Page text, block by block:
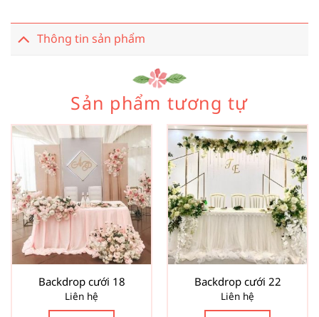
Thông tin sản phẩm
Sản phẩm tương tự
Backdrop cưới 18
Liên hệ
Backdrop cưới 22
Liên hệ